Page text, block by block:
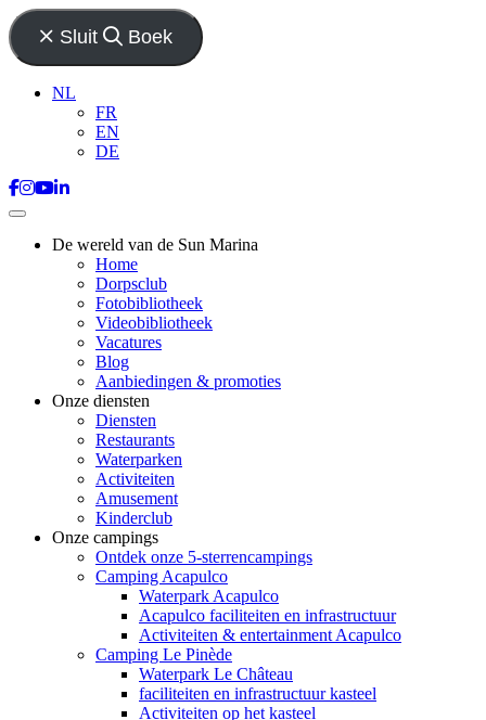
Sluit Boek
NL
FR
EN
DE
De wereld van de Sun Marina
Home
Dorpsclub
Fotobibliotheek
Videobibliotheek
Vacatures
Blog
Aanbiedingen & promoties
Onze diensten
Diensten
Restaurants
Waterparken
Activiteiten
Amusement
Kinderclub
Onze campings
Ontdek onze 5-sterrencampings
Camping Acapulco
Waterpark Acapulco
Acapulco faciliteiten en infrastructuur
Activiteiten & entertainment Acapulco
Camping Le Pinède
Waterpark Le Château
faciliteiten en infrastructuur kasteel
Activiteiten op het kasteel